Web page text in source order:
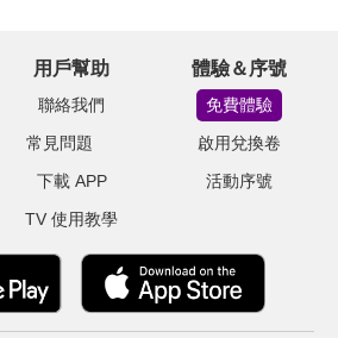
用戶幫助
聯絡我們
常見問題
下載 APP
TV 使用教學
體驗＆序號
免費體驗
啟用兌換卷
活動序號